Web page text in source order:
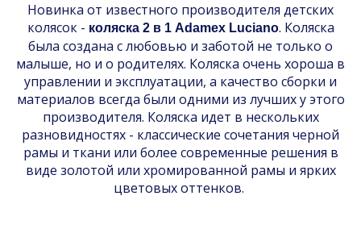
Новинка от известного производителя детских
колясок - коляска 2 в 1 Adamex Luciano. Коляска
была создана с любовью и заботой не только о
малыше, но и о родителях. Коляска очень хороша в
управлении и эксплуатации, а качество сборки и
материалов всегда были одними из лучших у этого
производителя. Коляска идет в нескольких
разновидностях - классические сочетания черной
рамы и ткани или более современные решения в
виде золотой или хромированной рамы и ярких
цветовых оттенков.